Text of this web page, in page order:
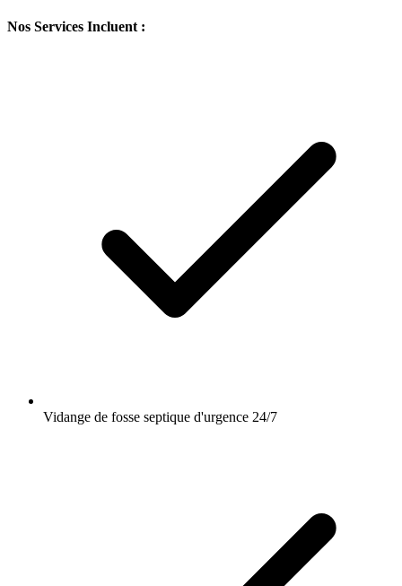
Nos Services Incluent :
Vidange de fosse septique d'urgence 24/7